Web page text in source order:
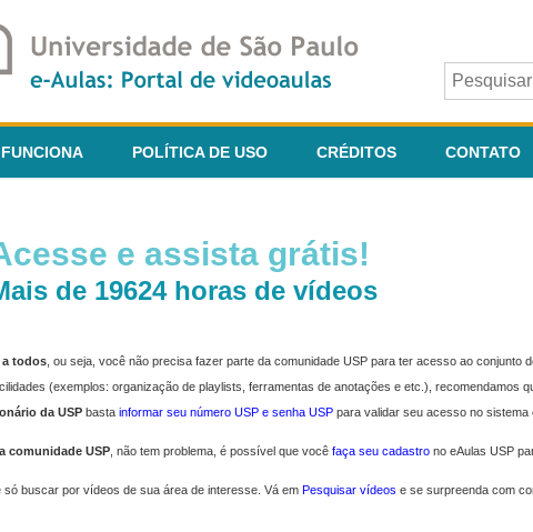
POLÍTICA DE USO CRÉDITOS CONTATO
e assista grátis!
de 19624 horas de vídeos
a todos , ou seja, você não precisa fazer parte da comunidade USP para ter acesso ao conjunto
(exemplos: organização de playlists, ferramentas de anotações e etc.), recomendamos
da USP basta informar seu número USP e senha USP para validar seu acesso no
comunidade USP , não tem problema, é possível que você faça seu cadastro no eAulas USP
só buscar por vídeos de sua área de interesse. Vá em Pesquisar vídeos e se surpreenda com